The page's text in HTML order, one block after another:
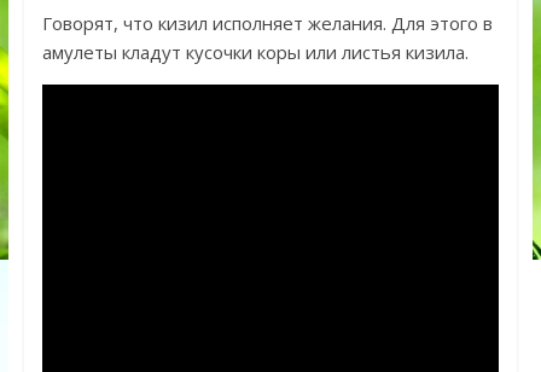
Говорят, что кизил исполняет желания. Для этого в
амулеты кладут кусочки коры или листья кизила.